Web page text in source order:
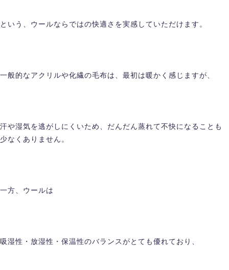
という、ウールならではの快適さを実感していただけます。
一般的なアクリルや化繊の毛布は、最初は暖かく感じますが、
汗や湿気を逃がしにくいため、だんだん蒸れて不快になることも
少なくありません。
一方、ウールは
吸湿性・放湿性・保温性のバランスがとても優れており、